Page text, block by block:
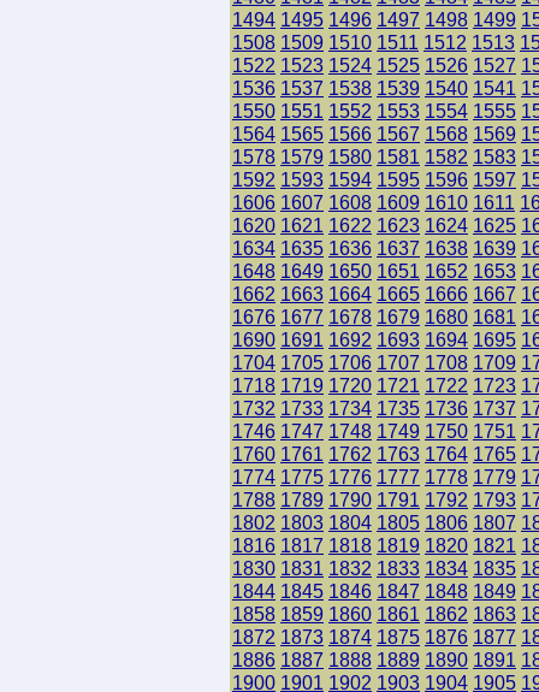
1494 1495 1496 1497 1498 1499
1508 1509 1510 1511 1512 1513
1522 1523 1524 1525 1526 1527
1536 1537 1538 1539 1540 1541
1550 1551 1552 1553 1554 1555
1564 1565 1566 1567 1568 1569
1578 1579 1580 1581 1582 1583
1592 1593 1594 1595 1596 1597
1606 1607 1608 1609 1610 1611
1620 1621 1622 1623 1624 1625
1634 1635 1636 1637 1638 1639
1648 1649 1650 1651 1652 1653
1662 1663 1664 1665 1666 1667
1676 1677 1678 1679 1680 1681
1690 1691 1692 1693 1694 1695
1704 1705 1706 1707 1708 1709
1718 1719 1720 1721 1722 1723
1732 1733 1734 1735 1736 1737
1746 1747 1748 1749 1750 1751
1760 1761 1762 1763 1764 1765
1774 1775 1776 1777 1778 1779
1788 1789 1790 1791 1792 1793
1802 1803 1804 1805 1806 1807
1816 1817 1818 1819 1820 1821
1830 1831 1832 1833 1834 1835
1844 1845 1846 1847 1848 1849
1858 1859 1860 1861 1862 1863
1872 1873 1874 1875 1876 1877
1886 1887 1888 1889 1890 1891
1900 1901 1902 1903 1904 1905